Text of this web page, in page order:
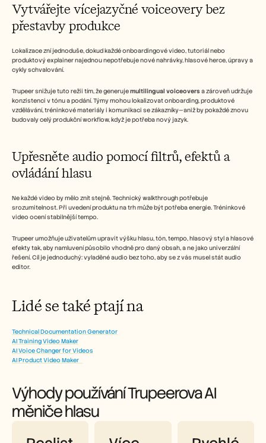
Vytvářejte vícejazyčné voiceovery bez
přestavby produkce
Lokalizace zní jednoduše, dokud každé onboardingové video, tutoriál nebo
produktový explainer najednou nepotřebuje nové nahrávky, hlasové herce, úpravy a
cykly schvalování.
Trupeer snižuje tuto režii tím, že generuje multilingual voiceovers a zároveň udržuje
konzistenci v tónu a podání. Týmy mohou lokalizovat onboarding, produktové
vzdělávání, tréninkové materiály i komunikaci se zákazníky—aniž by pokaždé znovu
budovaly celý produkční workflow, když je potřeba nový jazyk.
Upřesněte audio pomocí filtrů, efektů a
ovládání hlasu
Ne každé video by mělo znít stejně. Technický walkthrough potřebuje
srozumitelnost. Při uvedení produktu na trh může být potřeba energie. Tréninkové
video ocení stabilnější tempo.
Trupeer umožňuje uživatelům upravit výšku hlasu, tón, tempo, hlasový styl a hlasové
efekty tak, aby namluvení působilo vhodně pro daný obsah, a ne jako univerzální
řešení. Cíl je jednoduchý: vyladěné audio bez toho, aby se z vás musel stát audio
editor.
Lidé se také ptají na
Technical Documentation Generator
AI Training Video Maker
AI Voice Changer for Videos
AI Product Video Maker
Výhody používání Trupeerova AI
měniče hlasu